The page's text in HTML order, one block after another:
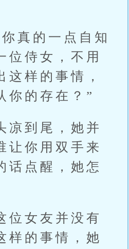
真的一点自知
位侍女，不用
样的事情，
你的存在？”
到尾，她并
让你用双手来
话点醒，她怎
女友并没有
样的事情，她